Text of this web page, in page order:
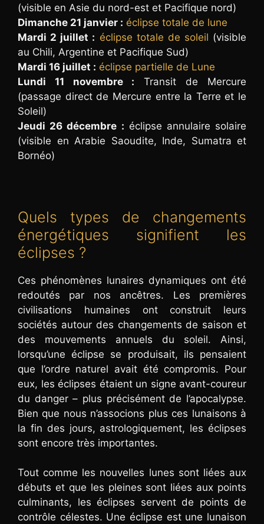
(visible en Asie du nord-est et Pacifique nord)
Dimanche 21 janvier : éclipse totale de lune
Mardi 2 juillet : éclipse totale de soleil (visible
au Chili, Argentine et Pacifique Sud)
Mardi 16 juillet : éclipse partielle de Lune
Lundi 11 novembre : Transit de Mercure
(passage direct de Mercure entre la Terre et le
Soleil)
Jeudi 26 décembre : éclipse annulaire solaire
(visible en Arabie Saoudite, Inde, Sumatra et
Bornéo)
Quels types de changements
énergétiques signifient les
éclipses ?
Ces phénomènes lunaires dynamiques ont été
redoutés par nos ancêtres. Les premières
civilisations humaines ont construit leurs
sociétés autour des changements de saison et
des mouvements annuels du soleil. Ainsi,
lorsqu’une éclipse se produisait, ils pensaient
que l’ordre naturel avait été compromis. Pour
eux, les éclipses étaient un signe avant-coureur
du danger – plus précisément de l’apocalypse.
Bien que nous n’associons plus ces lunaisons à
la fin des jours, astrologiquement, les éclipses
sont encore très importantes.
Tout comme les nouvelles lunes sont liées aux
débuts et que les pleines sont liées aux points
culminants, les éclipses servent de points de
contrôle célestes. Une éclipse est une lunaison